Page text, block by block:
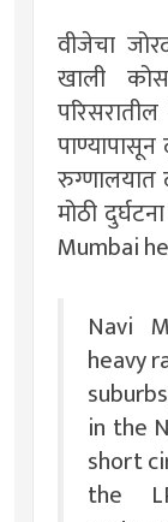
वीजेचा
खाली
मोठी
Mumbai
Navi
heavy
in the
short
the